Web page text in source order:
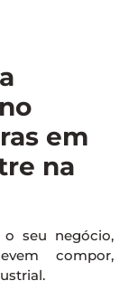
em
na
o seu negócio,
compor,